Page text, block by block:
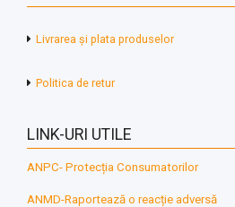
Livrarea și plata produselor
Politica de retur
LINK-URI UTILE
ANPC- Protecția Consumatorilor
ANMD-Raportează o reacție adversă